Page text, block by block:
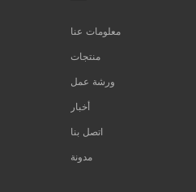
معلومات عنا
منتجات
ورشة عمل
أخبار
اتصل بنا
مدونة